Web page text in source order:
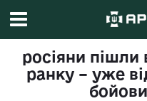
росіяни
ранку – уже